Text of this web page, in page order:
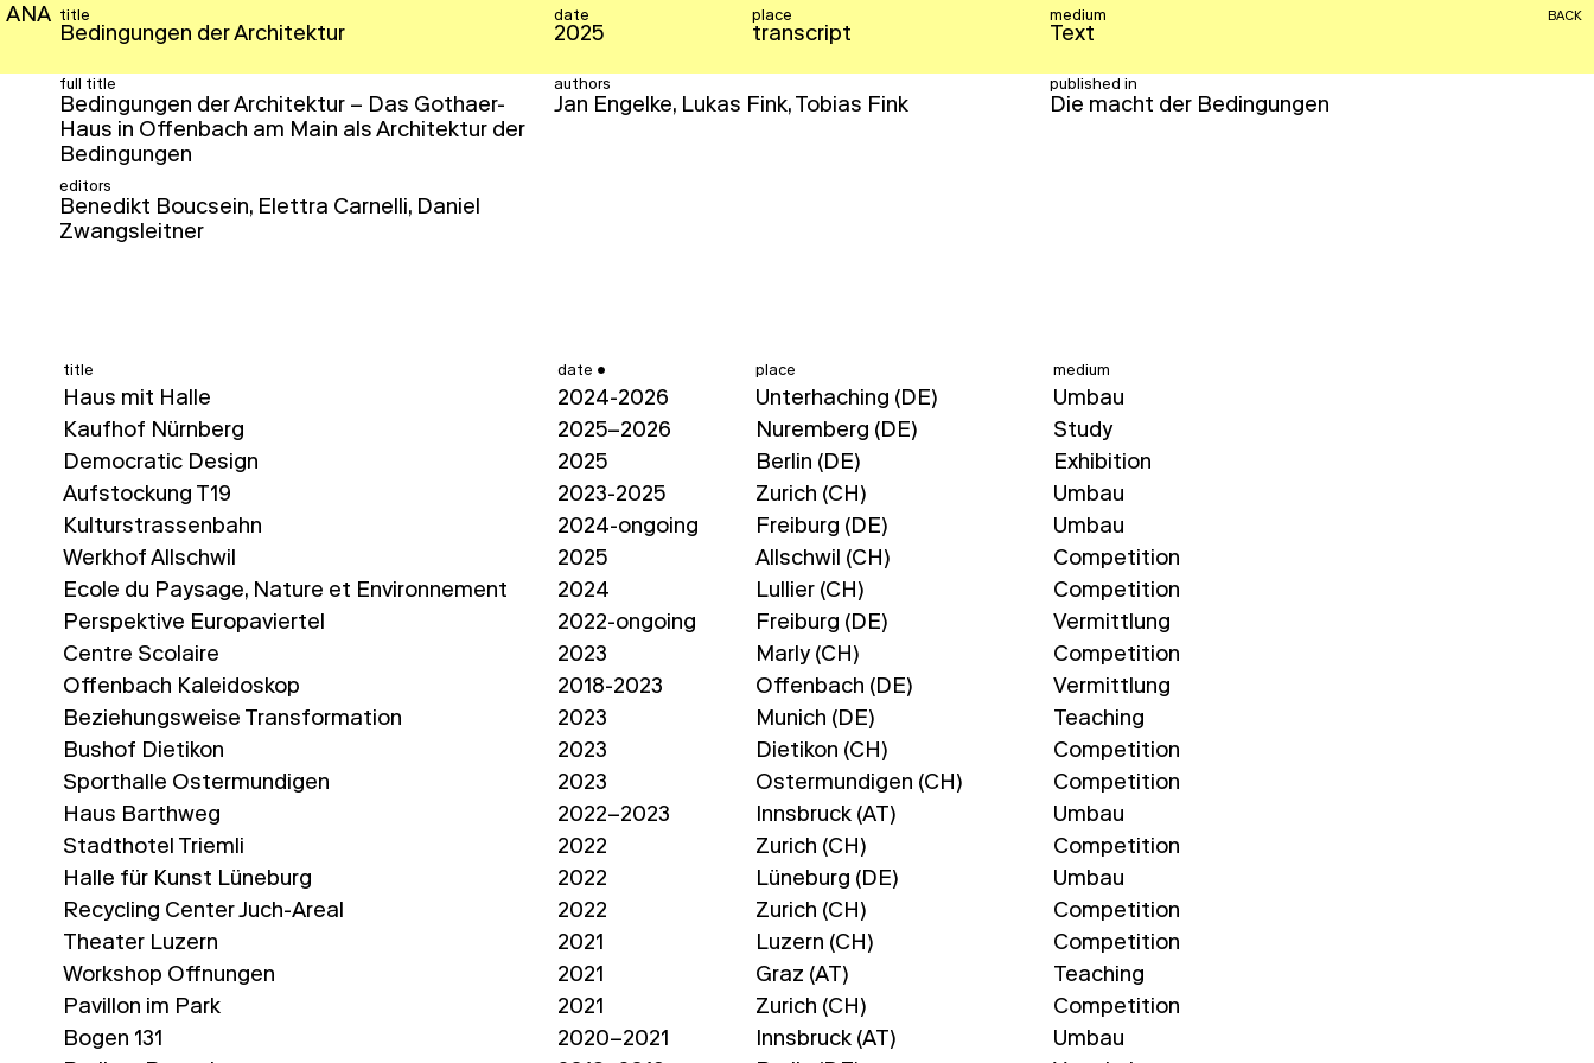
ANA title
Bedingungen der Architektur
date
2025
place
transcript
medium
Text
BACK
full title
Bedingungen der Architektur – Das Gothaer-
Haus in Offenbach am Main als Architektur der
Bedingungen
authors
Jan Engelke, Lukas Fink, Tobias Fink
published in
Die macht der Bedingungen
editors
Benedikt Boucsein, Elettra Carnelli, Daniel
Zwangsleitner
title date place medium
Haus mit Halle 2024-2026 Unterhaching (DE)
Umbau
Kaufhof Nürnberg
2025–2026 Nuremberg (DE)
Study
Democratic Design
2025 Berlin (DE)
Exhibition
Aufstockung T19
2023-2025 Zurich (CH)
Umbau
Kulturstrassenbahn
2024-ongoing Freiburg (DE)
Umbau
Werkhof Allschwil
2025 Allschwil (CH)
Competition
École du Paysage, Nature et Environnement
2024 Lullier (CH)
Competition
Perspektive Europaviertel
2022-ongoing Freiburg (DE)
Vermittlung
Centre Scolaire
2023 Marly (CH)
Competition
Offenbach Kaleidoskop
2018-2023 Offenbach (DE)
Vermittlung
Beziehungsweise Transformation
2023 Munich (DE)
Teaching
Bushof Dietikon
2023 Dietikon (CH)
Competition
Sporthalle Ostermundigen
2023 Ostermundigen (CH)
Competition
Haus Barthweg
2022–2023 Innsbruck (AT)
Umbau
Stadthotel Triemli
2022 Zurich (CH)
Competition
Halle für Kunst Lüneburg
2022 Lüneburg (DE)
Umbau
Recycling Center Juch-Areal
2022 Zurich (CH)
Competition
Theater Luzern
2021 Luzern (CH)
Competition
Workshop Öffnungen
2021 Graz (AT)
Teaching
Pavillon im Park
2021 Zurich (CH)
Competition
Bogen 131
2020–2021 Innsbruck (AT)
Umbau